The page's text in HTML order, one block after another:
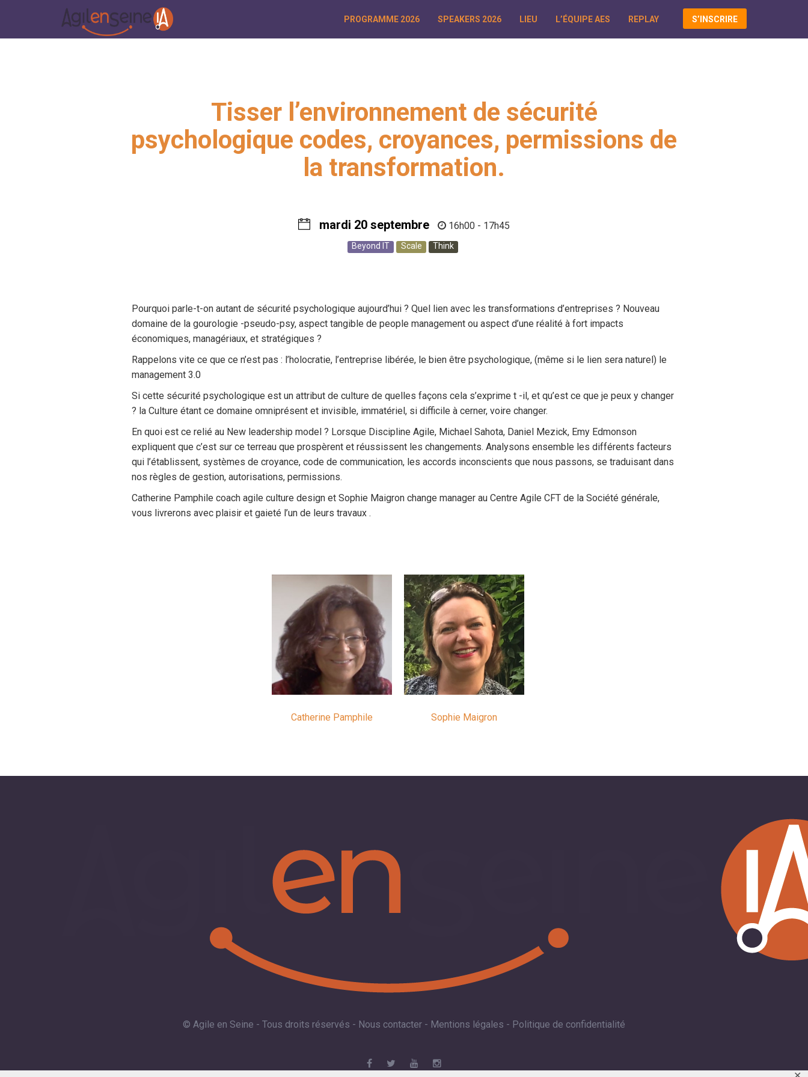
PROGRAMME 2026 SPEAKERS 2026 LIEU L’ÉQUIPE AES REPLAY S’INSCRIRE
Tisser l’environnement de sécurité
psychologique codes, croyances, permissions de
la transformation.
mardi 20 septembre 16h00 - 17h45
Beyond IT Scale Think
Pourquoi parle-t-on autant de sécurité psychologique aujourd’hui ? Quel lien avec les transformations d’entreprises ? Nouveau
domaine de la gourologie -pseudo-psy, aspect tangible de people management ou aspect d’une réalité à fort impacts
économiques, managériaux, et stratégiques ?
Rappelons vite ce que ce n’est pas : l’holocratie, l’entreprise libérée, le bien être psychologique, (même si le lien sera naturel) le
management 3.0
Si cette sécurité psychologique est un attribut de culture de quelles façons cela s’exprime t -il, et qu’est ce que je peux y changer
? la Culture étant ce domaine omniprésent et invisible, immatériel, si difficile à cerner, voire changer.
En quoi est ce relié au New leadership model ? Lorsque Discipline Agile, Michael Sahota, Daniel Mezick, Emy Edmonson
expliquent que c’est sur ce terreau que prospèrent et réussissent les changements. Analysons ensemble les différents facteurs
qui l’établissent, systèmes de croyance, code de communication, les accords inconscients que nous passons, se traduisant dans
nos règles de gestion, autorisations, permissions.
Catherine Pamphile coach agile culture design et Sophie Maigron change manager au Centre Agile CFT de la Société générale,
vous livrerons avec plaisir et gaieté l’un de leurs travaux .
Catherine Pamphile Sophie Maigron
© Agile en Seine - Tous droits réservés - Nous contacter - Mentions légales - Politique de confidentialité